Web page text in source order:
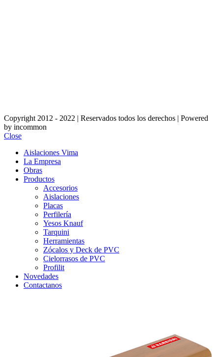
Copyright 2012 - 2022 | Reservados todos los derechos | Powered
by incommon
Close
Aislaciones Vima
La Empresa
Obras
Productos
Accesorios
Aislaciones
Placas
Perfilería
Yesos Knauf
Tarquini
Herramientas
Zócalos y Deck de PVC
Cielorrasos de PVC
Profilit
Novedades
Contactanos